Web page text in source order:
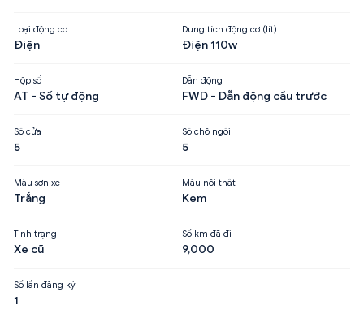
Loại động cơ
Điện
Dung tích động cơ (lít)
Điện 110w
Hộp số
AT - Số tự động
Dẫn động
FWD - Dẫn động cầu trước
Số cửa
5
Số chỗ ngồi
5
Màu sơn xe
Trắng
Màu nội thất
Kem
Tình trạng
Xe cũ
Số km đã đi
9,000
Số lần đăng ký
1